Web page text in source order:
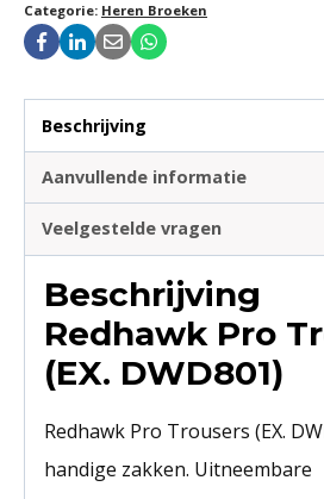
Categorie: Heren Broeken
Beschrijving
Aanvullende informatie
Veelgestelde vragen
Beschrijving
Redhawk Pro
(EX. DWD801)
Redhawk Pro Trousers (EX.
handige zakken. Uitneembare